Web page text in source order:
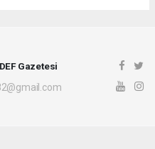
Gazetesi